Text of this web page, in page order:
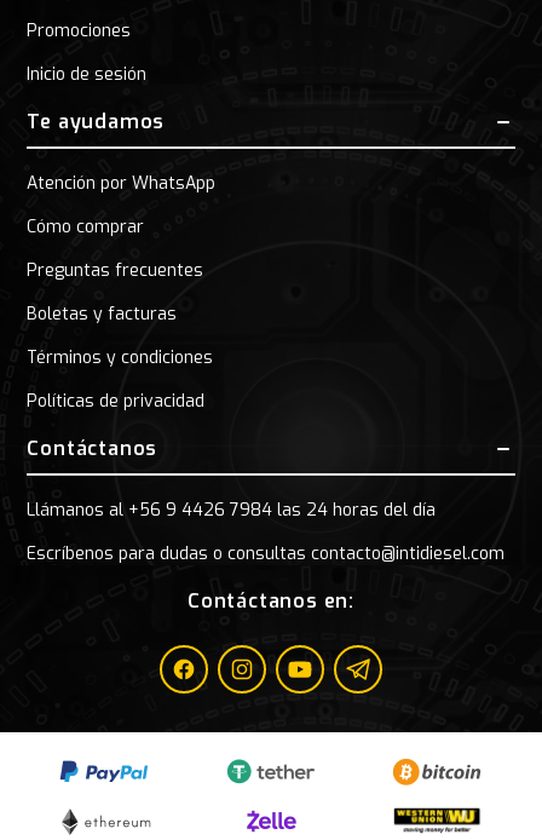
Promociones
Inicio de sesión
Te ayudamos
Atención por WhatsApp
Cómo comprar
Preguntas frecuentes
Boletas y facturas
Términos y condiciones
Políticas de privacidad
Contáctanos
Llámanos al +56 9 4426 7984 las 24 horas del día
Escríbenos para dudas o consultas contacto@intidiesel.com
Contáctanos en:
FacebookInstagramYoutubeTelegram